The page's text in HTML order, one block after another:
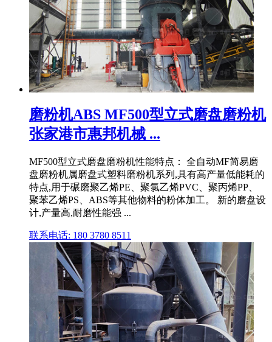
磨粉机ABS MF500型立式磨盘磨粉机
张家港市惠邦机械 ...
MF500型立式磨盘磨粉机性能特点： 全自动MF简易磨
盘磨粉机属磨盘式塑料磨粉机系列,具有高产量低能耗的
特点,用于碾磨聚乙烯PE、聚氯乙烯PVC、聚丙烯PP、
聚苯乙烯PS、ABS等其他物料的粉体加工。 新的磨盘设
计,产量高,耐磨性能强 ...
联系电话: 180 3780 8511